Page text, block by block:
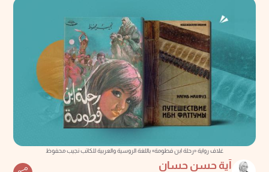
غلاف رواية «رحلة ابن فطومة» باللغة الروسية والعربية للكاتب نجيب محفوظ
آية حسن حسان